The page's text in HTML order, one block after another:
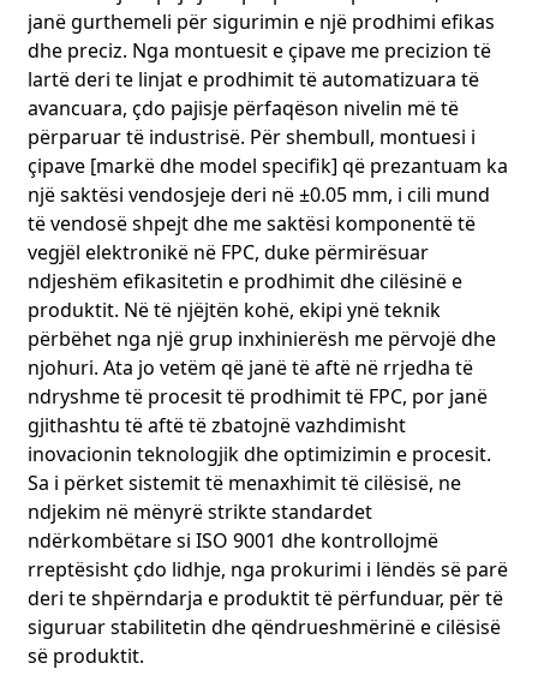
janë gurthemeli për sigurimin e një prodhimi efikas
dhe preciz. Nga montuesit e çipave me precizion të
lartë deri te linjat e prodhimit të automatizuara të
avancuara, çdo pajisje përfaqëson nivelin më të
përparuar të industrisë. Për shembull, montuesi i
çipave [markë dhe model specifik] që prezantuam ka
një saktësi vendosjeje deri në ±0.05 mm, i cili mund
të vendosë shpejt dhe me saktësi komponentë të
vegjël elektronikë në FPC, duke përmirësuar
ndjeshëm efikasitetin e prodhimit dhe cilësinë e
produktit. Në të njëjtën kohë, ekipi ynë teknik
përbëhet nga një grup inxhinierësh me përvojë dhe
njohuri. Ata jo vetëm që janë të aftë në rrjedha të
ndryshme të procesit të prodhimit të FPC, por janë
gjithashtu të aftë të zbatojnë vazhdimisht
inovacionin teknologjik dhe optimizimin e procesit.
Sa i përket sistemit të menaxhimit të cilësisë, ne
ndjekim në mënyrë strikte standardet
ndërkombëtare si ISO 9001 dhe kontrollojmë
rreptësisht çdo lidhje, nga prokurimi i lëndës së parë
deri te shpërndarja e produktit të përfunduar, për të
siguruar stabilitetin dhe qëndrueshmërinë e cilësisë
së produktit.